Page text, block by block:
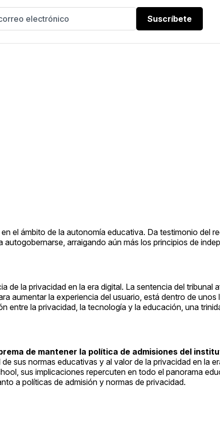
Suscríbete
el ámbito de la autonomía educativa. Da testimonio del
autogobernarse, arraigando aún más los principios de
de la privacidad en la era digital. La sentencia del tribunal
aumentar la experiencia del usuario, está dentro de unos
entre la privacidad, la tecnología y la educación, una
de mantener la política de admisiones del
sus normas educativas y al valor de la privacidad en la
sus implicaciones repercuten en todo el panorama
a políticas de admisión y normas de privacidad.